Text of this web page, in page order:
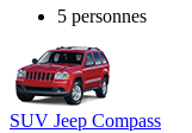
5 personnes
SUV Jeep Compass